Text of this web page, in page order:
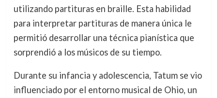
utilizando partituras en braille. Esta habilidad
para interpretar partituras de manera única le
permitió desarrollar una técnica pianística que
sorprendió a los músicos de su tiempo.
Durante su infancia y adolescencia, Tatum se vio
influenciado por el entorno musical de Ohio, un